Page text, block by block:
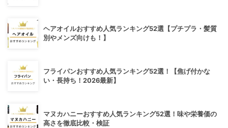
ヘアオイルおすすめ人気ランキング52選【プチプラ・髪質
別やメンズ向けも！】
フライパンおすすめ人気ランキング52選！【焦げ付かな
い・長持ち！2026最新】
マヌカハニーおすすめ人気ランキング52選！味や栄養価の
高さを徹底比較・検証